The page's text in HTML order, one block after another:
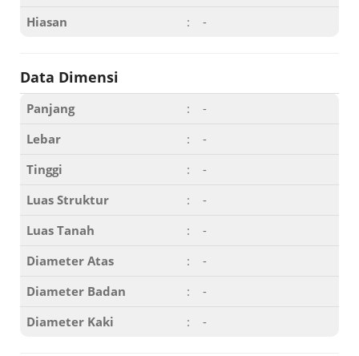
Hiasan
: -
Data Dimensi
Panjang :
-
Lebar
:
-
Tinggi
:
-
Luas Struktur
:
-
Luas Tanah
:
-
Diameter Atas
:
-
Diameter Badan
:
-
Diameter Kaki
: -